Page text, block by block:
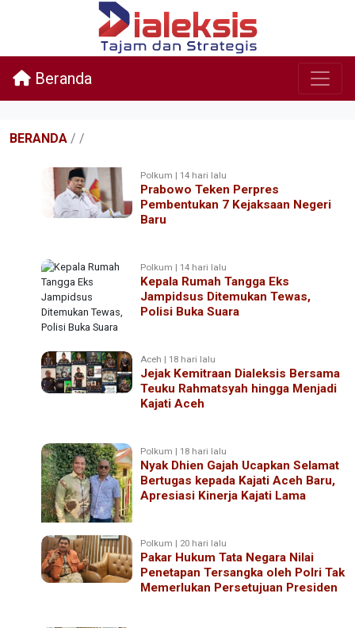
Beranda
BERANDA / /
Polkum | 14 hari lalu
Prabowo Teken Perpres
Pembentukan 7 Kejaksaan Negeri
Baru
Polkum | 14 hari lalu
Kepala Rumah Tangga Eks
Jampidsus Ditemukan Tewas,
Polisi Buka Suara
Aceh | 18 hari lalu
Jejak Kemitraan Dialeksis Bersama
Teuku Rahmatsyah hingga Menjadi
Kajati Aceh
Polkum | 18 hari lalu
Nyak Dhien Gajah Ucapkan Selamat
Bertugas kepada Kajati Aceh Baru,
Apresiasi Kinerja Kajati Lama
Polkum | 20 hari lalu
Pakar Hukum Tata Negara Nilai
Penetapan Tersangka oleh Polri Tak
Memerlukan Persetujuan Presiden